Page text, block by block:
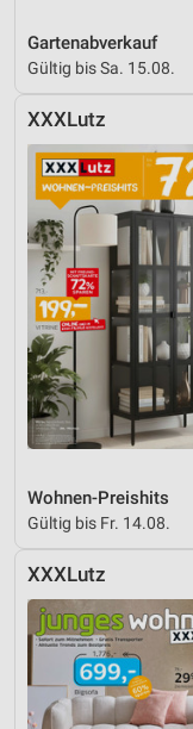
Gartenabverkauf
Gültig bis Sa. 15.08.
XXXLutz
Wohnen-Preishits
Gültig bis Fr. 14.08.
XXXLutz